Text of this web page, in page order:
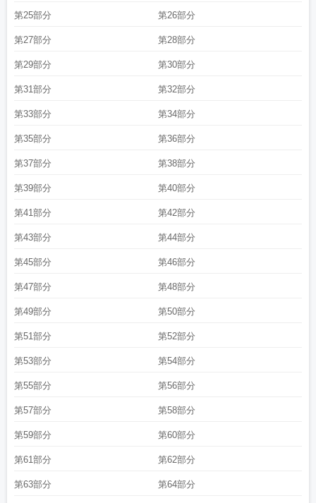
第25部分 第26部分
第27部分 第28部分
第29部分 第30部分
第31部分 第32部分
第33部分 第34部分
第35部分 第36部分
第37部分 第38部分
第39部分 第40部分
第41部分 第42部分
第43部分 第44部分
第45部分 第46部分
第47部分 第48部分
第49部分 第50部分
第51部分 第52部分
第53部分 第54部分
第55部分 第56部分
第57部分 第58部分
第59部分 第60部分
第61部分 第62部分
第63部分 第64部分